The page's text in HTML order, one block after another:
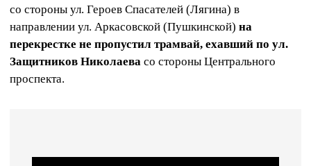
со стороны ул. Героев Спасателей (Лягина) в
направлении ул. Аркасовской (Пушкинской) на
перекрестке не пропустил трамвай, ехавший по ул.
Защитников Николаева со стороны Центрального
проспекта.